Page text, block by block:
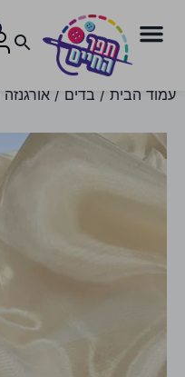
עמוד הבית / בדים / אורגנזה